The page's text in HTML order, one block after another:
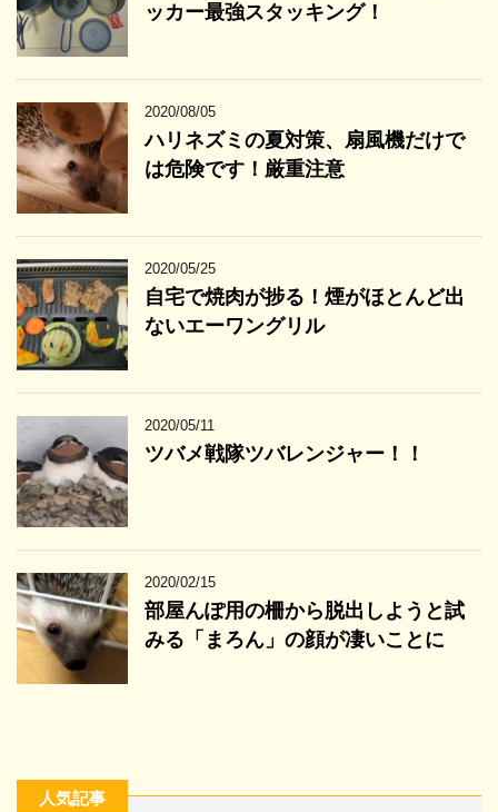
ッカー最強スタッキング！
2020/08/05
ハリネズミの夏対策、扇風機だけで
は危険です！厳重注意
2020/05/25
自宅で焼肉が捗る！煙がほとんど出
ないエーワングリル
2020/05/11
ツバメ戦隊ツバレンジャー！！
2020/02/15
部屋んぽ用の柵から脱出しようと試
みる「まろん」の顔が凄いことに
人気記事